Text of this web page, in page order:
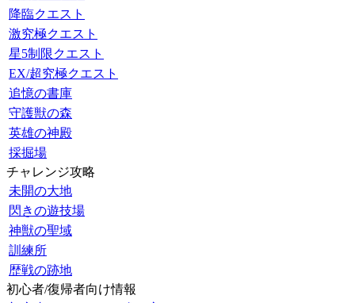
降臨クエスト
激究極クエスト
星5制限クエスト
EX/超究極クエスト
追憶の書庫
守護獣の森
英雄の神殿
採掘場
チャレンジ攻略
未開の大地
閃きの遊技場
神獣の聖域
訓練所
歴戦の跡地
初心者/復帰者向け情報